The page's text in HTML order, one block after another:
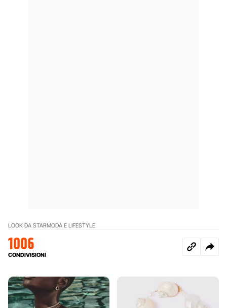
LOOK DA STARMODA E LIFESTYLE
1006
CONDIVISIONI